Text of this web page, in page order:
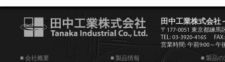
田中工業株式会社
〒177-0051 東京都練馬
TEL: 03-3920-4165
営業時間: 午前9:00～午
■ 会社概要 ■ 製品情報 ■ 製品